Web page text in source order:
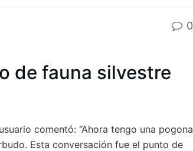
0
de fauna silvestre
comentó: “Ahora tengo una pogona
Esta conversación fue el punto de